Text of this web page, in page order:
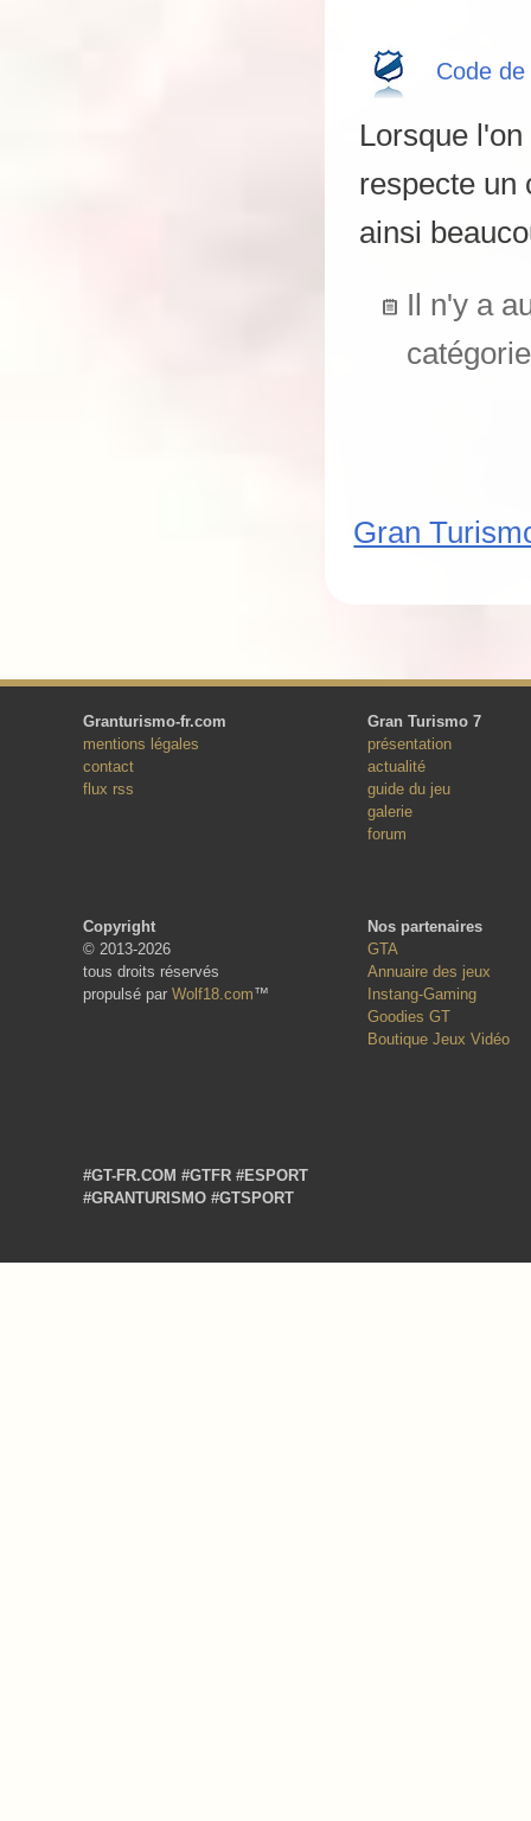
Code
Lorsque
respecte un
ainsi
Il n'y a
Gran
Granturismo-fr.com
mentions légales
contact
flux rss
Gran Turismo 7
présentation
actualité
guide du jeu
galerie
forum
Copyright
© 2013-2026
tous droits réservés
propulsé par Wolf18.com™
Nos partenaires
GTA
Annuaire des jeux
Instang-Gaming
Goodies GT
Boutique Jeux Vidéo
#GT-FR.COM #GTFR #ESPORT
#GRANTURISMO #GTSPORT